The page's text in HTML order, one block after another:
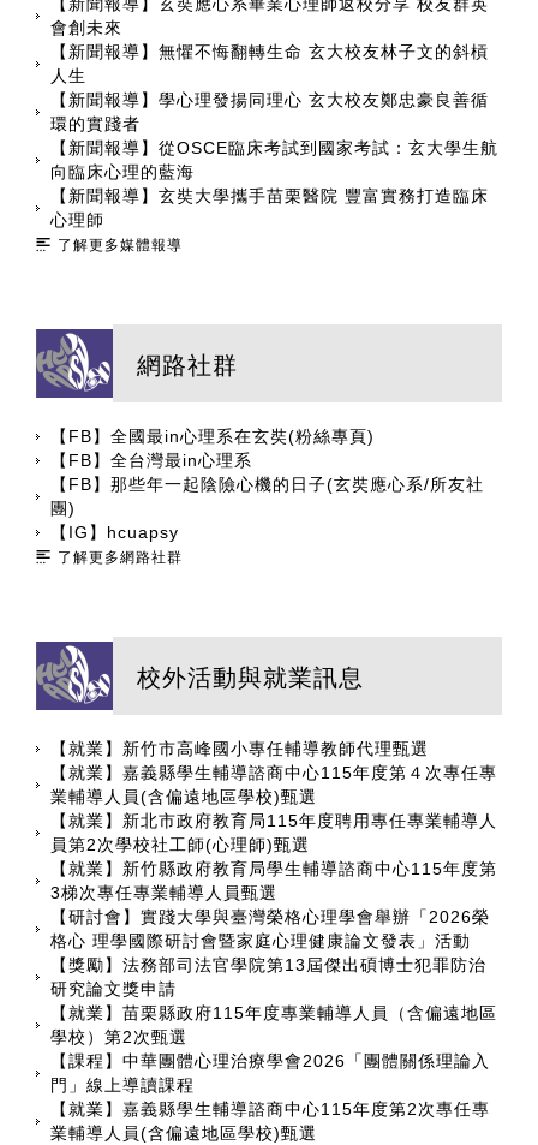
會創未來
【新聞報導】無懼不悔翻轉生命 玄大校友林子文的斜槓
人生
【新聞報導】學心理發揚同理心 玄大校友鄭忠豪良善循
環的實踐者
【新聞報導】從OSCE臨床考試到國家考試：玄大學生航
向臨床心理的藍海
【新聞報導】玄奘大學攜手苗栗醫院 豐富實務打造臨床
心理師
了解更多媒體報導
網路社群
【FB】全國最in心理系在玄奘(粉絲專頁)
【FB】全台灣最in心理系
【FB】那些年一起陰險心機的日子(玄奘應心系/所友社
團)
【IG】hcuapsy
了解更多網路社群
校外活動與就業訊息
【就業】新竹市高峰國小專任輔導教師代理甄選
【就業】嘉義縣學生輔導諮商中心115年度第４次專任專
業輔導人員(含偏遠地區學校)甄選
【就業】新北市政府教育局115年度聘用專任專業輔導人
員第2次學校社工師(心理師)甄選
【就業】新竹縣政府教育局學生輔導諮商中心115年度第
3梯次專任專業輔導人員甄選
【研討會】實踐大學與臺灣榮格心理學會舉辦「2026榮
格心 理學國際研討會暨家庭心理健康論文發表」活動
【獎勵】法務部司法官學院第13屆傑出碩博士犯罪防治
研究論文獎申請
【就業】苗栗縣政府115年度專業輔導人員（含偏遠地區
學校）第2次甄選
【課程】中華團體心理治療學會2026「團體關係理論入
門」線上導讀課程
【就業】嘉義縣學生輔導諮商中心115年度第2次專任專
業輔導人員(含偏遠地區學校)甄選